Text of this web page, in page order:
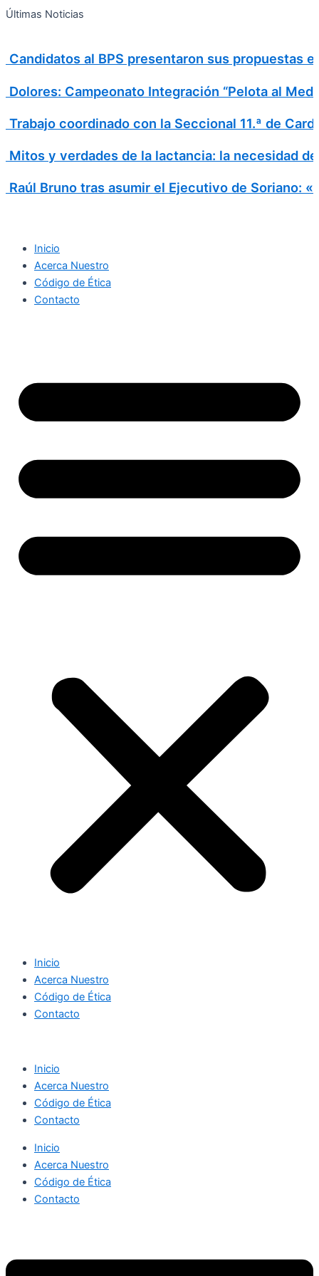
Ir
Últimas Noticias
Candidatos al BPS presentaron sus propuestas
Dolores: Campeonato Integración “Pelota al
Trabajo coordinado con la Seccional 11.ª de
Mitos y verdades de la lactancia: la necesidad
Raúl Bruno tras asumir el Ejecutivo de Soriano:
Inicio
Acerca Nuestro
Código de Ética
Contacto
Inicio
Acerca Nuestro
Código de Ética
Contacto
Inicio
Acerca Nuestro
Código de Ética
Contacto
Inicio
Acerca Nuestro
Código de Ética
Contacto
Search